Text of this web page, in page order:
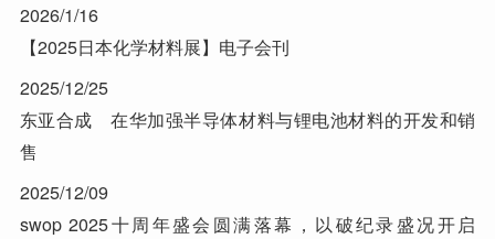
2026/1/16
【2025日本化学材料展】电子会刊
2025/12/25
东亚合成 在华加强半导体材料与锂电池材料的开发和销
售
2025/12/09
swop 2025十周年盛会圆满落幕，以破纪录盛况开启